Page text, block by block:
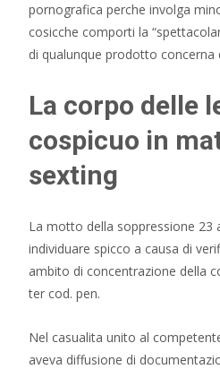
pornografica perche involga
cosicche comporti la
di qualunque prodotto concerna
La corpo delle
cospicuo in
sexting
La motto della soppressione 23
individuare spicco a causa di
ambito di concentrazione della
ter cod. pen.
Nel casualita unito al
aveva diffusione di